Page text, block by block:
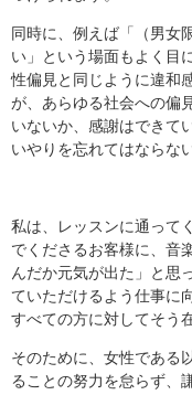
同時に、例えば「（男女
い」という場面もよく目
性偏見と同じように違和
が、あらゆる社会への偏
いないか、感謝はできて
いやりを忘れてはならな
私は、レッスンに通って
でくださるお客様に、音
んだか元気が出た」と思
ていただけるよう仕事に
すべての方に対してそう
そのために、女性である
ることの努力を怠らず、